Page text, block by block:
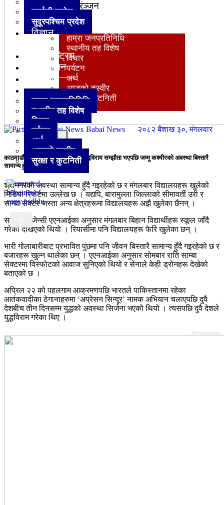
मनोरञ्जन
खेलकुद
अन्य
हाम्रा जनप्रतिनिधि
स्थानीय तह विशेष
विचार
पर्यटन
अर्थ
आजको तस्वीर
सुरक्षा र कुटनिती
X
कर्णाली प्रदेश
सुदूरपश्‍चिम प्रदेश
विज्ञान
अन्तर्राष्ट्रिय
मनोरञ्जन
खेलकुद
अन्य
हाम्रा जनप्रतिनिधि
स्थानीय तह विशेष
विचार
पर्यटन
अर्थ
आजको तस्वीर
सुरक्षा र कुटनिती
Babai News २०८२ बैशाख ३०, मंगलवार
काठमाडौँ । भारत र पाकिस्तानबीच युद्धविराम सम्झौता भएपछि जम्मू कश्मीरको अवस्था बिस्तारै
सामान्य हुँदै गइरहेको छ ।
श्रीनगरको अवस्था सामान्य हुँदै गइरहेको छ र मंगलबार विद्यालयहरू खुलेको
मिडिया रिपोर्टमा उल्लेख छ । यद्यपि, बारामुल्ला जिल्लाको सीमावर्ती उरी र
साम्बा सेक्टर जस्ता अन्य क्षेत्रहरूमा विद्यालयहरू अझै खुलेका छैनन् ।
समाचार एजेन्सी एएनआईका अनुसार मंगलबार बिहान विद्यार्थीहरू स्कूल जाँदै
गरेको देखिएको थियो । रियासीमा पनि विद्यालयहरू फेरि खुलेका छन् ।
भारी गोलाबारीबाट प्रभावित पुंछमा पनि जीवन बिस्तारै सामान्य हुँदै गइरहेको छ र
बजारहरू खुल्न थालेका छन् । एएनआईका अनुसार सोमबार राति साम्बा
सेक्टरमा विस्फोटको आवाज सुनिएको थियो र सेनाले केही ड्रोनहरू देखेको
बताएको छ ।
अप्रिल २२ को पहलगाम आक्रमणपछि भारतले पाकिस्तानमा रहेका
आतंकवादीका ठेगानाहरुमा ‘अप्रेसन सिन्दूर’ नामक अभियान चलाएपछि दुवै
देशबीच तीन दिनसम्म युद्धको अवस्था सिर्जना भएको थियो । त्यसपछि दुवै देशले
युद्धविराम गरेका थिए ।
Advertisement